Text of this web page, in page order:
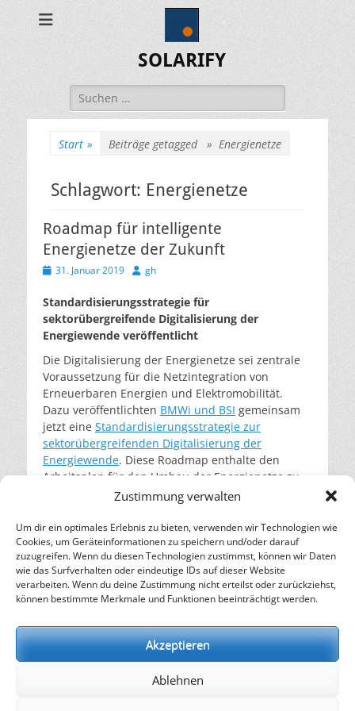
Zustimmung verwalten
Um dir ein optimales Erlebnis zu bieten, verwenden wir Technologien wie
Cookies, um Geräteinformationen zu speichern und/oder darauf
zuzugreifen. Wenn du diesen Technologien zustimmst, können wir Daten
wie das Surfverhalten oder eindeutige IDs auf dieser Website
verarbeiten. Wenn du deine Zustimmung nicht erteilst oder zurückziehst,
können bestimmte Merkmale und Funktionen beeinträchtigt werden.
Akzeptieren
Ablehnen
SOLARIFY
Suchen
nach:
Start » Beiträge getagged » Energienetze
Schlagwort: Energienetze
Roadmap für intelligente
Energienetze der Zukunft
Veröffentlicht
31. Januar 2019 Autor
gh
Standardisierungsstrategie für
sektorübergreifende Digitalisierung der
Energiewende veröffentlicht
Die Digitalisierung der Energienetze sei zentrale
Voraussetzung für die Netzintegration von
Erneuerbaren Energien und Elektromobilität.
Dazu veröffentlichten BMWi und BSI gemeinsam
jetzt eine Standardisierungsstrategie zur
sektorübergreifenden Digitalisierung der
Energiewende. Diese Roadmap enthalte den
Arbeitsplan für den Umbau der Energienetze zu
sogenannten „Smart Grids“. Ziel sei die
intelligenten Energienetz der Zukunft.
weiterlesen…
– Energie für die Zukunft –
Nachhaltigkeit, Kreislaufwirtschaft,
Erneuerbare Energien, Klimawandel und Energiewende.